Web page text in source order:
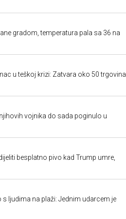
gradom, temperatura pala sa 36 na
u teškoj krizi: Zatvara oko 50 trgovina
vojnika do sada poginulo u
besplatno pivo kad Trump umre,
ljudima na plaži: Jednim udarcem je